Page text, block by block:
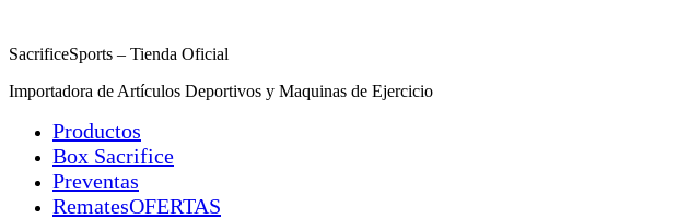
SacrificeSports – Tienda Oficial
Importadora de Artículos Deportivos y Maquinas de Ejercicio
Productos
Box Sacrifice
Preventas
RematesOFERTAS